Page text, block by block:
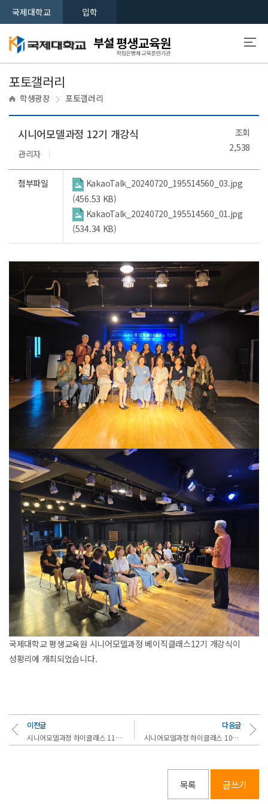
국제대학교 입학
학생광장 포토갤러리
포토갤러리
시니어모델과정 12기 개강식
조회
2,538
관리자
첨부파일
KakaoTalk_20240720_195514560_03.jpg
(456.53 KB)
KakaoTalk_20240720_195514560_01.jpg
(534.34 KB)
국제대학교 평생교육원 시니어모델과정 베이직클래스12기 개강식이
성황리에 개최되었습니다.
이전글
시니어모델과정 하이클래스 11기와 베이직클래스 12기의 수료식
다음글
시니어모델과정 하이클래스 10기와 베이직클래스 11기의 수료식
목록 글쓰기